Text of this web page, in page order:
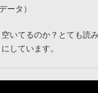
ータ）
いてるのか？とても読
しています。